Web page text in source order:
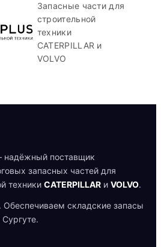
Запасные части для
строительной
техники
CATERPILLAR и
VOLVO
поставщик
запасных частей для
техники CATERPILLAR и VOLVO.
Обеспечиваем складские запасы